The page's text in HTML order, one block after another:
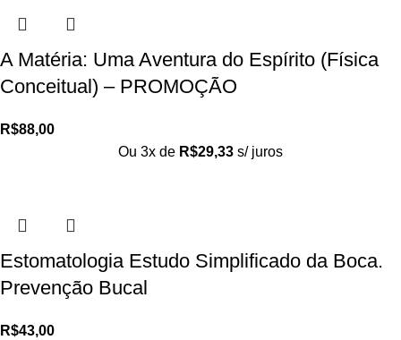
A Matéria: Uma Aventura do Espírito (Física
Conceitual) – PROMOÇÃO
R$88,00
Ou 3x de R$29,33 s/ juros
Estomatologia Estudo Simplificado da Boca.
Prevenção Bucal
R$43,00